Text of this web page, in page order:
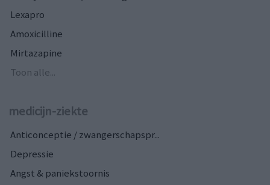
Lexapro
Amoxicilline
Mirtazapine
Toon alle...
medicijn-ziekte
Anticonceptie / zwangerschapspr...
Depressie
Angst & paniekstoornis